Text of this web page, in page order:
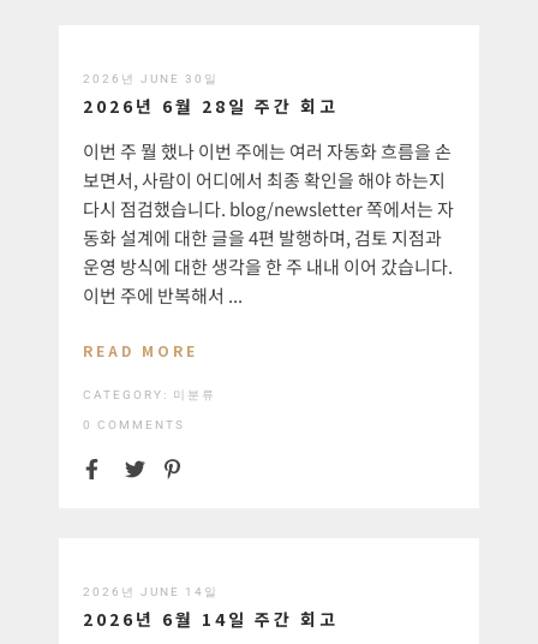
2026년 JUNE 30일
2026년 6월 28일 주간 회고
이번 주 뭘 했나 이번 주에는 여러 자동화 흐름을 손
보면서, 사람이 어디에서 최종 확인을 해야 하는지
다시 점검했습니다. blog/newsletter 쪽에서는 자
동화 설계에 대한 글을 4편 발행하며, 검토 지점과
운영 방식에 대한 생각을 한 주 내내 이어 갔습니다.
이번 주에 반복해서 ...
READ MORE
CATEGORY: 미분류
0 COMMENTS
2026년 JUNE 14일
2026년 6월 14일 주간 회고